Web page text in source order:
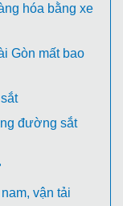
hóa bằng xe
Gòn mất bao
đường sắt
vận tải